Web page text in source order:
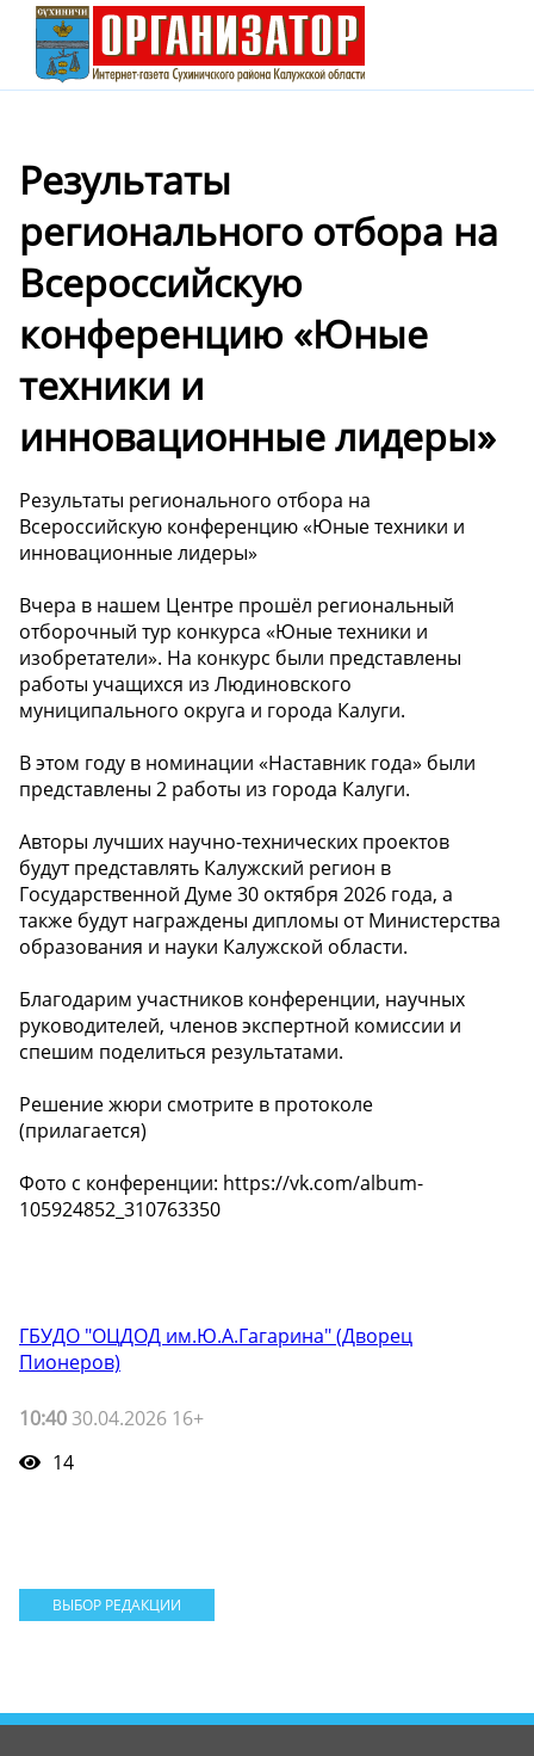
Результаты
регионального отбора на
Всероссийскую
конференцию «Юные
техники и
инновационные лидеры»
Результаты регионального отбора на
Всероссийскую конференцию «Юные техники и
инновационные лидеры»
Вчера в нашем Центре прошёл региональный
отборочный тур конкурса «Юные техники и
изобретатели». На конкурс были представлены
работы учащихся из Людиновского
муниципального округа и города Калуги.
В этом году в номинации «Наставник года» были
представлены 2 работы из города Калуги.
Авторы лучших научно-технических проектов
будут представлять Калужский регион в
Государственной Думе 30 октября 2026 года, а
также будут награждены дипломы от Министерства
образования и науки Калужской области.
Благодарим участников конференции, научных
руководителей, членов экспертной комиссии и
спешим поделиться результатами.
Решение жюри смотрите в протоколе
(прилагается)
Фото с конференции: https://vk.com/album-
105924852_310763350
ГБУДО "ОЦДОД им.Ю.А.Гагарина" (Дворец
Пионеров)
10:40 30.04.2026 16+
14
ВЫБОР РЕДАКЦИИ